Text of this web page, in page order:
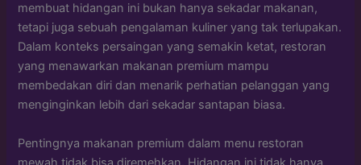
membuat hidangan ini bukan hanya sekadar makanan,
tetapi juga sebuah pengalaman kuliner yang tak terlupakan.
Dalam konteks persaingan yang semakin ketat, restoran
yang menawarkan makanan premium mampu
membedakan diri dan menarik perhatian pelanggan yang
menginginkan lebih dari sekadar santapan biasa.
Pentingnya makanan premium dalam menu restoran